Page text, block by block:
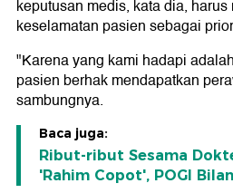
keputusan medis, kata dia,
keselamatan pasien sebagai
"Karena yang kami hadapi
pasien berhak mendapatkan
sambungnya.
Baca juga:
Ribut-ribut Sesama
'Rahim Copot', POGI